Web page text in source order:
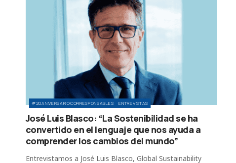
#20ANIVERSARIOCORRESPONSABLES ENTREVISTAS
José Luis Blasco: “La Sostenibilidad se ha
convertido en el lenguaje que nos ayuda a
comprender los cambios del mundo”
Entrevistamos a José Luis Blasco, Global Sustainability